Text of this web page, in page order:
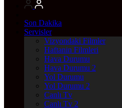
Son Dakika
Servisler
Vizyondaki Filmler
Haftanin Filmleri
Hava Durumu
Hava Durumu 2
Yol Durumu
Yol Durumu 2
Canlı Tv
Canlı Tv 2